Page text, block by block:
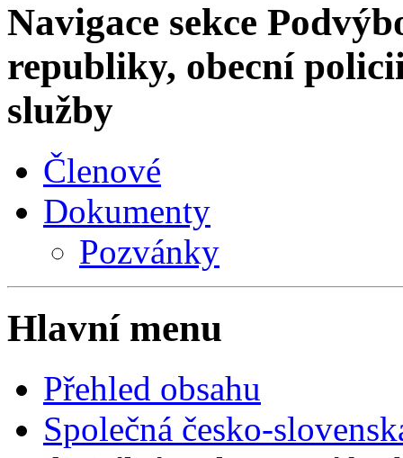
Navigace sekce
republiky, obecní
služby
Členové
Dokumenty
Pozvánky
Hlavní menu
Přehled obsahu
Společná česko-